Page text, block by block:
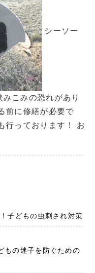
子どもの虫刺され対策
もの迷子を防ぐための
シーソー
こみの恐れがあり
前に修繕が必要で
行っております！ お